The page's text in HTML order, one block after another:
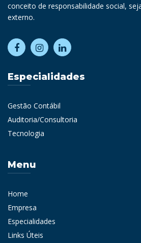
conceito de responsabilidade social,
externo.
Especialidades
Gestão Contábil
Auditoria/Consultoria
Tecnologia
Menu
Home
Empresa
Especialidades
Links Úteis